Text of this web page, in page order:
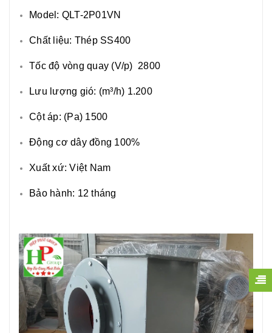
Model: QLT-2P01VN
Chất liệu: Thép SS400
Tốc độ vòng quay (V/p) 2800
Lưu lượng gió: (m³/h) 1.200
Cột áp: (Pa) 1500
Động cơ dây đồng 100%
Xuất xứ: Việt Nam
Bảo hành: 12 tháng